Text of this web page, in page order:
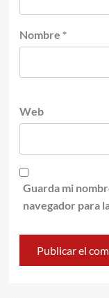
Nombre *
Web
Guarda mi
navegador para